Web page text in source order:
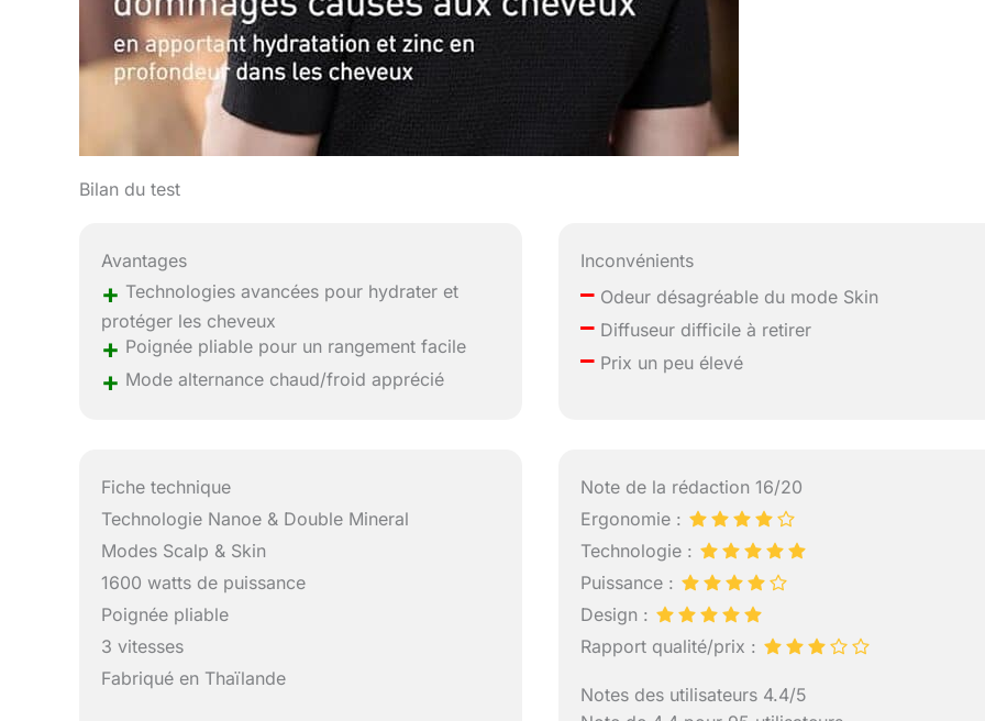
Bilan du test
Avantages
+ Technologies avancées pour hydrater et
protéger les cheveux
+ Poignée pliable pour un rangement facile
+ Mode alternance chaud/froid apprécié
Inconvénients
– Odeur désagréable du mode Skin
– Diffuseur difficile à retirer
– Prix un peu élevé
Fiche technique
Technologie Nanoe & Double Mineral
Modes Scalp & Skin
1600 watts de puissance
Poignée pliable
3 vitesses
Fabriqué en Thaïlande
Note de la rédaction 16/20
Ergonomie :
Technologie :
Puissance :
Design :
Rapport qualité/prix :
Notes des utilisateurs 4.4/5